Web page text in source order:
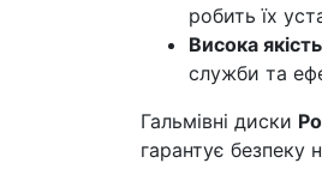
робить їх
Висока
служби та
Гальмівні диски
гарантує безпеку